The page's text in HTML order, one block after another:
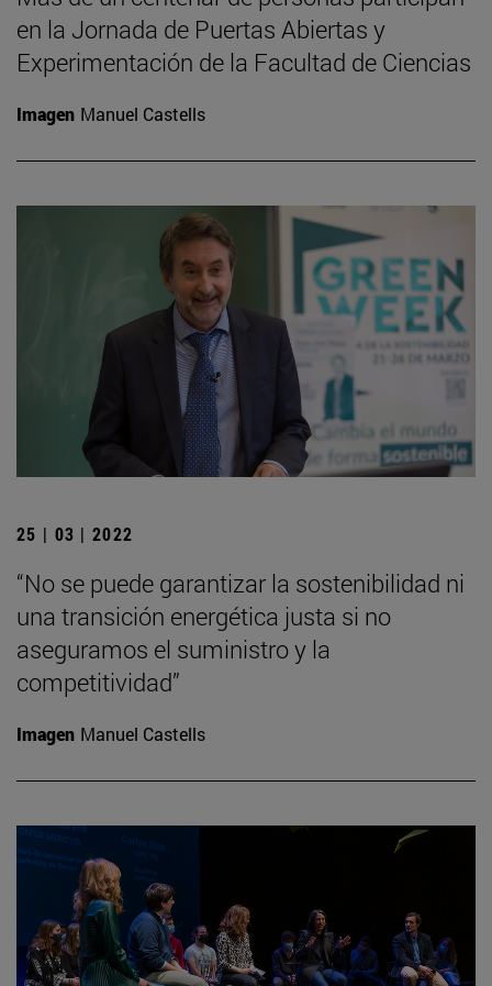
en la Jornada de Puertas Abiertas y
Experimentación de la Facultad de Ciencias
Imagen Manuel Castells
25 | 03 | 2022
“No se puede garantizar la sostenibilidad ni
una transición energética justa si no
aseguramos el suministro y la
competitividad”
Imagen Manuel Castells